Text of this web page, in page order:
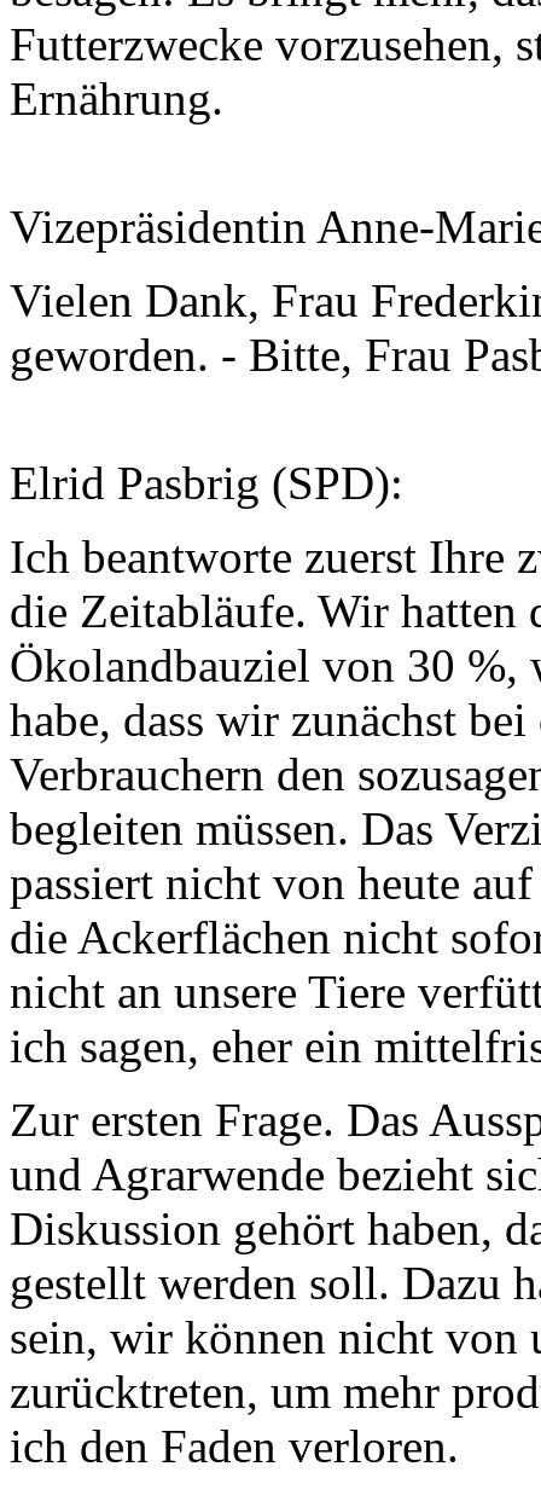
Futterzwecke vorzusehen,
Ernährung.
Vizepräsidentin Anne-
Vielen Dank, Frau
geworden. - Bitte, Frau
Elrid Pasbrig (SPD):
Ich beantworte zuerst Ihre
die Zeitabläufe. Wir hatten
Ökolandbauziel von 30 %,
habe, dass wir zunächst
Verbrauchern den
begleiten müssen. Das
passiert nicht von heute
die Ackerflächen nicht
nicht an unsere Tiere
ich sagen, eher ein
Zur ersten Frage. Das
und Agrarwende bezieht
Diskussion gehört haben,
gestellt werden soll. Dazu
sein, wir können nicht von
zurücktreten, um mehr
ich den Faden verloren.